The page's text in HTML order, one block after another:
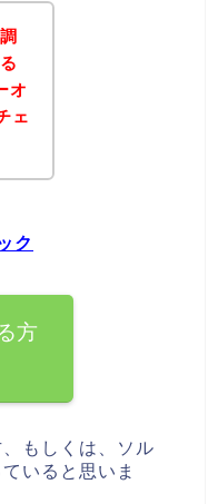
オ
ェ
ク
方
もしくは、ソル
いると思いま